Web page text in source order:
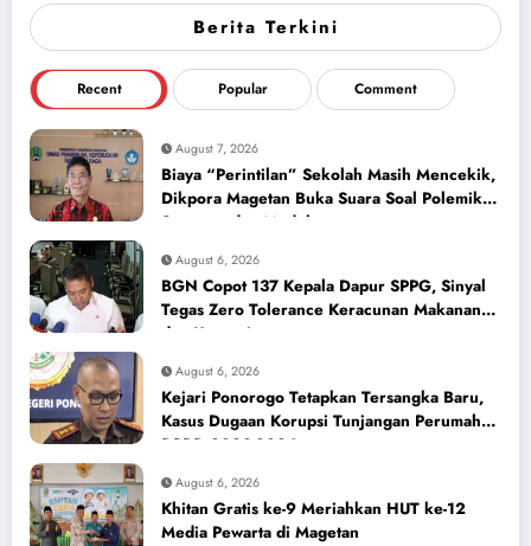
Berita Terkini
Recent Popular Comment
August 7, 2026
Biaya “Perintilan” Sekolah Masih Mencekik,
Dikpora Magetan Buka Suara Soal Polemik
Seragam dan Modul
August 6, 2026
BGN Copot 137 Kepala Dapur SPPG, Sinyal
Tegas Zero Tolerance Keracunan Makanan
dan Korupsi
August 6, 2026
Kejari Ponorogo Tetapkan Tersangka Baru,
Kasus Dugaan Korupsi Tunjangan Perumahan
DPRD 2023-2026
August 6, 2026
Khitan Gratis ke-9 Meriahkan HUT ke-12
Media Pewarta di Magetan